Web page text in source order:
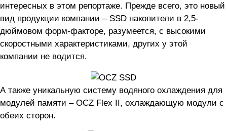
интересных в этом репортаже. Прежде всего, это новый
вид продукции компании – SSD накопители в 2,5-
дюймовом форм-факторе, разумеется, с высокими
скоростными характеристиками, других у этой
компании не водится.
А также уникальную систему водяного охлаждения для
модулей памяти – OCZ Flex II, охлаждающую модули с
обеих сторон.